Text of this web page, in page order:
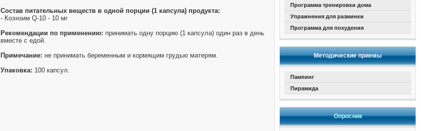
Состав питательных веществ в одной порции (1 капсула) продукта:
- Коэнзим Q-10 - 10 мг
Рекомендации по применению: принимать одну порцию (1 капсула) один раз в день
вместе с едой.
Примечание: не принимать беременным и кормящим грудью матерям.
Упаковка: 100 капсул.
Программа тренировки дома
Упражнения для разминки
Программа для похудения
Методические приемы
Пампинг
Пирамида
Опросник